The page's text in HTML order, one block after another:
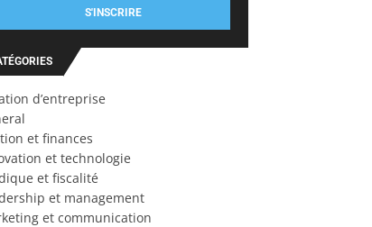
S'INSCRIRE
d’entreprise
et finances
et technologie
et fiscalité
et management
et communication